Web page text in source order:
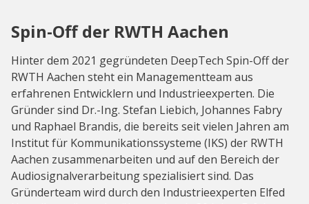
Spin-Off der RWTH Aachen
Hinter dem 2021 gegründeten DeepTech Spin-Off der
RWTH Aachen steht ein Managementteam aus
erfahrenen Entwicklern und Industrieexperten. Die
Gründer sind Dr.-Ing. Stefan Liebich, Johannes Fabry
und Raphael Brandis, die bereits seit vielen Jahren am
Institut für Kommunikationssysteme (IKS) der RWTH
Aachen zusammenarbeiten und auf den Bereich der
Audiosignalverarbeitung spezialisiert sind. Das
Gründerteam wird durch den Industrieexperten Elfed